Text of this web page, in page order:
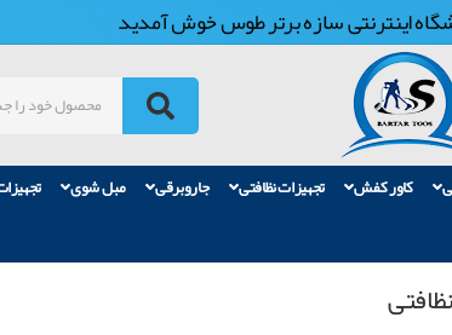
اینترنتی سازه برتر طوس خوش آمدید
کاور کفش تجهیزات نظافتی جاروبرقی مبل شوی